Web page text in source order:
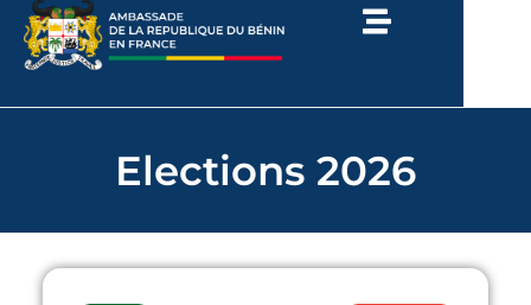
Elections 2026